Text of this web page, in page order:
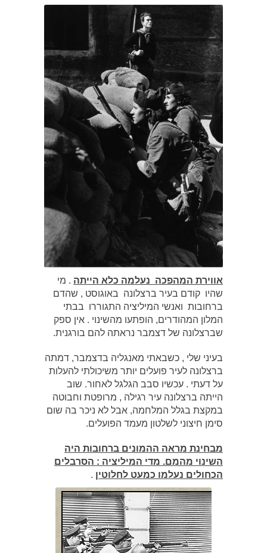
אווירת המהפכה נעלמה כלא הייתה . מי
שהיו קודם בעיר ברצלונה באוגוסט , שהדם
ברחובות ואנשי המיליציה התגוררו בבתי
המלון המהודרים, הופתעו מהשינוי . אין ספק
שברצלונה של דצמבר נראתה להם בורגנית.
בעיני שלי , כשבאתי מאנגליה בדצמבר, דמתה
ברצלונה לעיר פועלים יותר משיכולתי להעלות
על דעתי . עכשיו סבב הגלגל לאחור. שוב
הייתה ברצלונה עיר רגילה , מרופטת וחבוטה
במקצת בגלל המלחמה, אבל לא ניכר בה שום
סימן חיצוני לשלטון מעמד הפועלים.
מבחינת מראה ההמונים ברחובות היה
השינוי מהמם. מדי המיליציה : הסרבלים
הכחולים נעלמו כמעט לחלוטין .